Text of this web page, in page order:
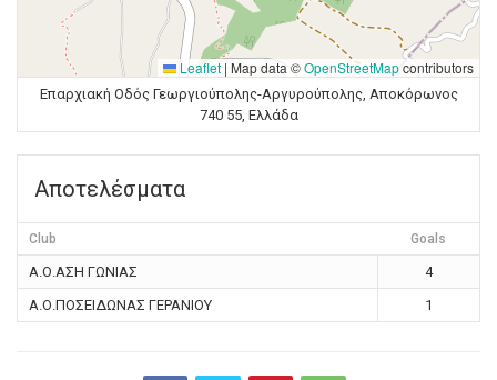
Leaflet | Map data ©OpenStreetMapcontributors
Επαρχιακή Οδός Γεωργιούπολης-Αργυρούπολης, Αποκόρωνος
740 55, Ελλάδα
Αποτελέσματα
Club Goals
Α.Ο.ΑΣΗ ΓΩΝΙΑΣ
4
Α.Ο.ΠΟΣΕΙΔΩΝΑΣ ΓΕΡΑΝΙΟΥ
1